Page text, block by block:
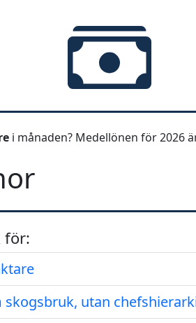
i månaden? Medellönen för 2026
för:
skogsbruk, utan